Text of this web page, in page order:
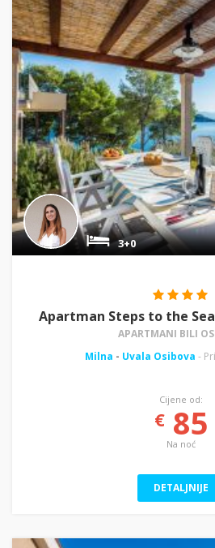
3+0
Apartman Steps to the
APARTMANI BILI
Milna - Uvala Osibova -
Cijene od:
€85
Na noć
DETALJNIJE